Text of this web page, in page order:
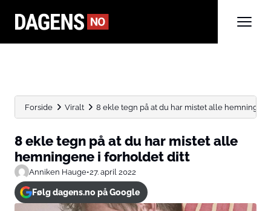
Forside Viralt 8 ekle tegn på at du har mistet alle
8 ekle tegn på at du har mistet alle
hemningene i forholdet ditt
Anniken Hauge•27. april 2022
Følg dagens.no på Google